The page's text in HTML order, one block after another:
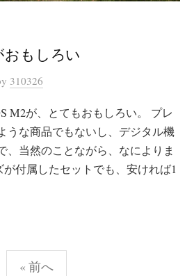
おもしろい
310326
M2が、とてもおもしろい。 プレ
うな商品でもないし、デジタル機
、当然のことながら、なによりま
付属したセットでも、安ければ1
« 前へ